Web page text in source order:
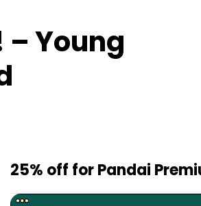
Young
25% off for Pandai